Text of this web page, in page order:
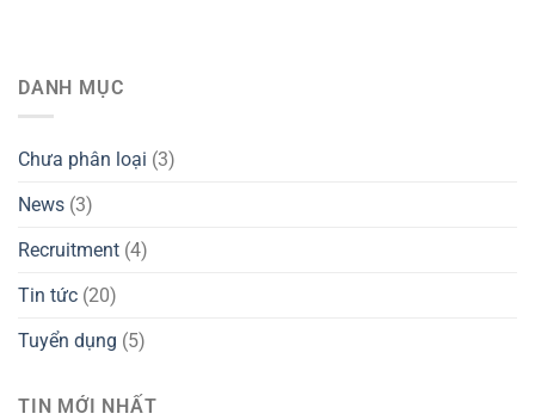
DANH MỤC
Chưa phân loại (3)
News (3)
Recruitment (4)
Tin tức (20)
Tuyển dụng (5)
TIN MỚI NHẤT